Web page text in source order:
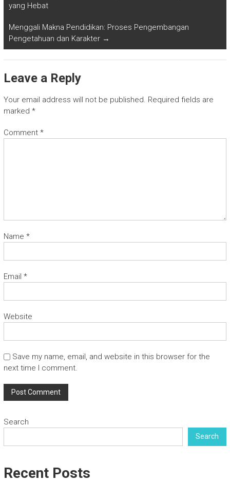
yang Hebat
Menggali Makna Pendidikan: Proses Pengembangan
Pengetahuan dan Karakter →
Leave a Reply
Your email address will not be published. Required fields are
marked *
Comment *
Name *
Email *
Website
Save my name, email, and website in this browser for the
next time I comment.
Search
Search
Recent Posts